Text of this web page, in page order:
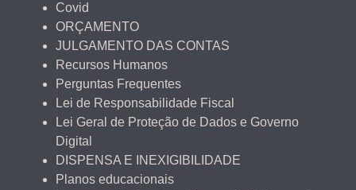
Covid
ORÇAMENTO
JULGAMENTO DAS CONTAS
Recursos Humanos
Perguntas Frequentes
Lei de Responsabilidade Fiscal
Lei Geral de Proteção de Dados e Governo
Digital
DISPENSA E INEXIGIBILIDADE
Planos educacionais